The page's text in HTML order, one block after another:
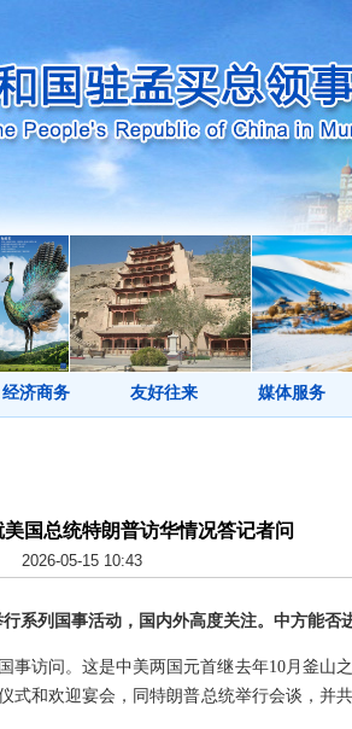
经济商务 友好往来 媒体服务
国总统特朗普访华情况答记者问
2026-05-15 10:43
系列国事活动，国内外高度关注。中方能否
访问。这是中美两国元首继去年10月釜山
式和欢迎宴会，同特朗普总统举行会谈，并